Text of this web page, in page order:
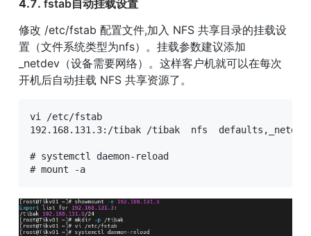
4.7. fstab自动挂载设置
修改 /etc/fstab 配置文件,加入 NFS 共享目录的挂载设
置（文件系统类型为nfs）。挂载参数建议添加
_netdev（设备需要网络）。这样客户机就可以在每次
开机后自动挂载 NFS 共享资源了。
vi /etc/fstab
192.168.131.3:/tibak /tibak  nfs
# systemctl daemon-reload
# mount -a